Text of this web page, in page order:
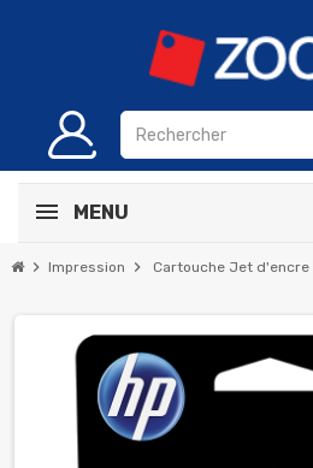
MENU
chevron_right Impression chevron_right Cartouche Jet d'encre